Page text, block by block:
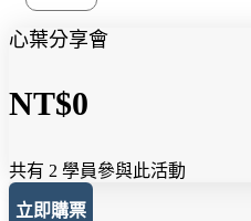
心葉分享會
NT$0
共有 2 學員參與此活動
立即購票